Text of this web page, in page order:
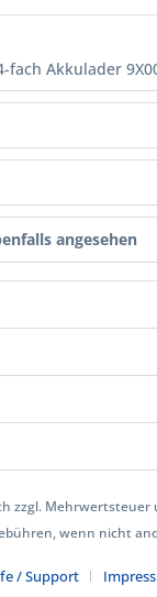
fach Akkulader
angesehen
zzgl. Mehrwertsteuer
wenn nicht
/ Support